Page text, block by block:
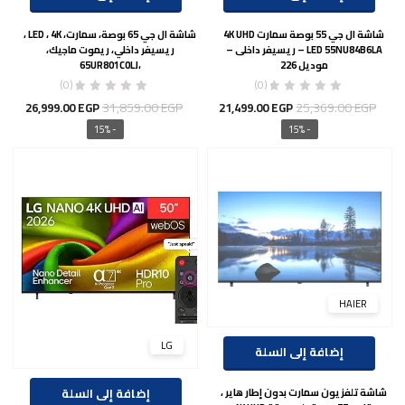
شاشة ال جي 55 بوصة سمارت 4K UHD
LED 55NU84B6LA – ريسيفر داخلى –
موديل 226
(0)
25,369.00EGP
السعر
الأصلي
21,499.00EGP
السعر
- 15%
شاشة ال جي 65 بوصة، سمارت، LED ، 4K ،
ريسيفر داخلي، ريموت ماجيك،
،65UR801C0LJ
(0)
31,859.00EGP
السعر
الأصلي
26,999.00EGP
- 15%
HAIER
إضافة إلى السلة
شاشة تلفزيون سمارت بدون إطار هاير ،
LG
إضافة إلى السلة